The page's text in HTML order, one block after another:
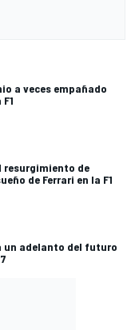
a veces empañado
resurgimiento de
de Ferrari en la F1
un adelanto del futuro